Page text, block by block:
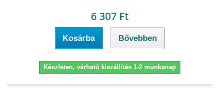
6 307 Ft
Kosárba Bővebben
Készleten, várható kiszállítás 1-2 munkanap